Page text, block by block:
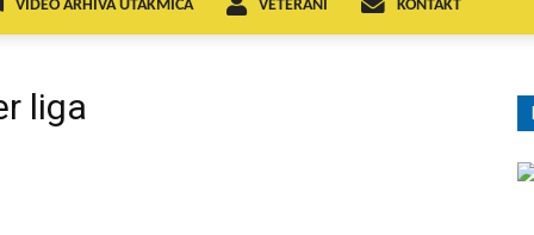
VIDEO ARHIVA UTAKMICA VETERANI KONTAKT
liga